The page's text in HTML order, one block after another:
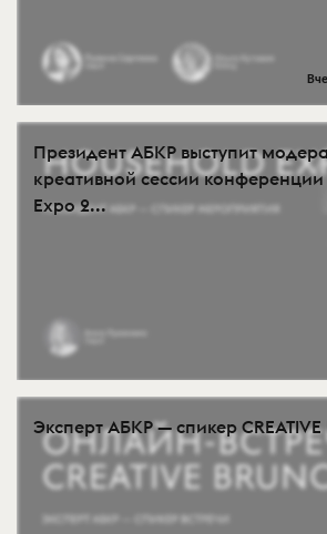
Президент АБКР выступит
креативной сессии
Expo 2...
Эксперт АБКР — спикер CREATIVE